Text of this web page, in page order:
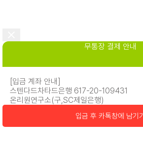
무통장 결제 안내
[입금 계좌 안내]
스텐다드차타드은행 617-20-109431
온리원연구소(구,SC제일은행)
입금 후 카톡창에 남기기